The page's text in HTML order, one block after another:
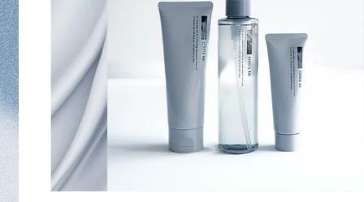
オルビスは 1987年の創業以来、
肌の力を信じ、引き出すことを使命としてき
ました。
目指したのは、化粧品を通し
すべての人が自分らしくあることや
すべての人にここちよい暮らしをお届けする
こと、です。
Mr.は、そんなオルビスのメンズブランドとし